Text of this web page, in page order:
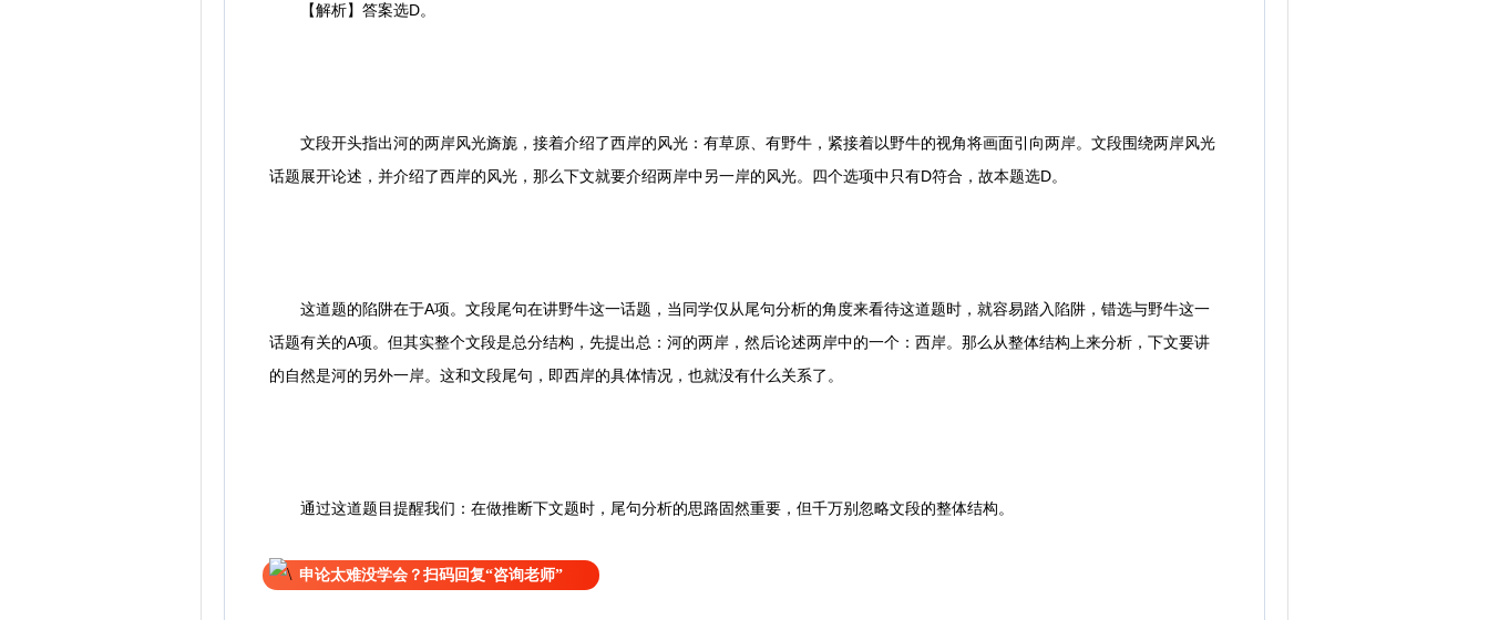
【解析】答案选D。
文段开头指出河的两岸风光旖旎，接着介绍了西岸的风光：有草原、有野牛，紧接着以野牛的视角将画面引向两岸。文段围绕两岸风光
话题展开论述，并介绍了西岸的风光，那么下文就要介绍两岸中另一岸的风光。四个选项中只有D符合，故本题选D。
这道题的陷阱在于A项。文段尾句在讲野牛这一话题，当同学仅从尾句分析的角度来看待这道题时，就容易踏入陷阱，错选与野牛这一
话题有关的A项。但其实整个文段是总分结构，先提出总：河的两岸，然后论述两岸中的一个：西岸。那么从整体结构上来分析，下文要讲
的自然是河的另外一岸。这和文段尾句，即西岸的具体情况，也就没有什么关系了。
通过这道题目提醒我们：在做推断下文题时，尾句分析的思路固然重要，但千万别忽略文段的整体结构。
申论太难没学会？扫码回复“咨询老师”